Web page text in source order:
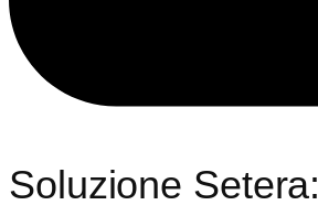
Soluzione Setera: